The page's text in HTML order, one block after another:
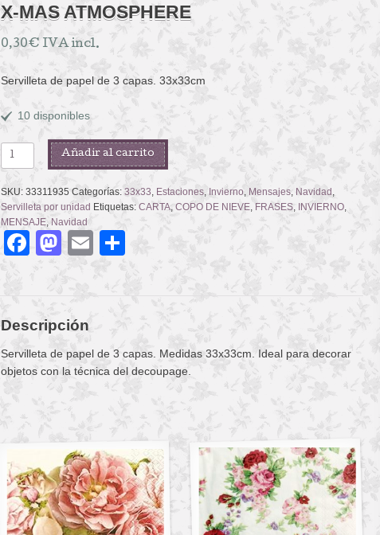
X-MAS ATMOSPHERE
0,30€ IVA incl.
Servilleta de papel de 3 capas. 33x33cm
10 disponibles
X-
MAS
ATMOSPHERE
cantidad
Añadir al carrito
SKU: 33311935 Categorías: 33x33 Estaciones, Invierno, Mensajes, Navidad
Servilleta por unidad Etiquetas: CARTA, COPO DE NIEVE, FRASES, INVIERNO,
MENSAJE, Navidad
Facebook
Mastodon
EmailCompartir
Descripción
Servilleta de papel de 3 capas. Medidas 33x33cm. Ideal para decorar
objetos con la técnica del decoupage.